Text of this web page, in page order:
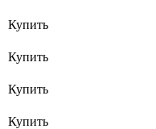
Купить
Купить
Купить
Купить